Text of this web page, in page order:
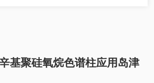
基聚硅氧烷色谱柱应用岛津